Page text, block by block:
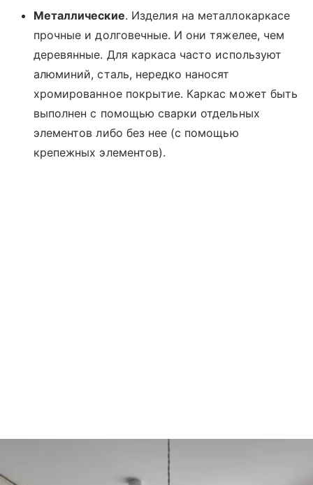
Металлические. Изделия на металлокаркасе
прочные и долговечные. И они тяжелее, чем
деревянные. Для каркаса часто используют
алюминий, сталь, нередко наносят
хромированное покрытие. Каркас может быть
выполнен с помощью сварки отдельных
элементов либо без нее (с помощью
крепежных элементов).